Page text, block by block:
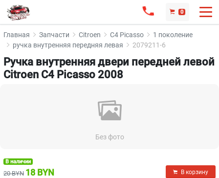
0
Главная Запчасти Citroen C4 Picasso
1 поколение
ручка внутренняя передняя левая
2079211-6
Ручка внутренняя двери передней левой
Citroen C4 Picasso 2008
Без фото
В наличии
20 BYN 18 BYN В корзину